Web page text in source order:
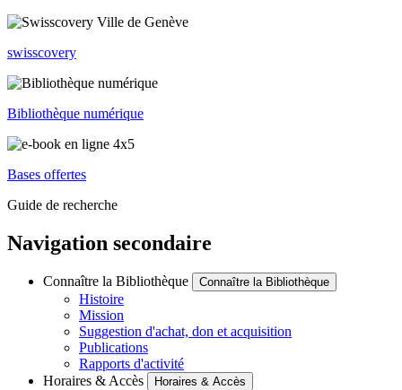
swisscovery
Bibliothèque numérique
Bases offertes
Guide de recherche
Navigation secondaire
Connaître la Bibliothèque Connaître la Bibliothèque
Histoire
Mission
Suggestion d'achat, don et acquisition
Publications
Rapports d'activité
Horaires & Accès
Horaires & Accès